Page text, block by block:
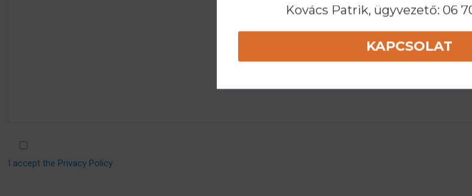
I accept the Privacy Policy
Kovács Patrik, ügyvezető: 06
KAPCSOLAT